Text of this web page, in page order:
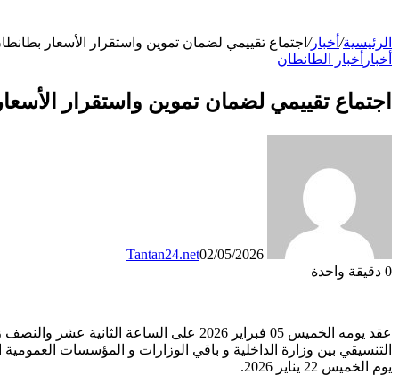
الرئيسية/ أخبار/ اجتماع تقييمي لضمان تموين واستقرار الأسعار
أخبار أخبار الطانطان
اجتماع تقييمي لضمان تموين واستقرار
Tantan24.net02/05/2026
0 دقيقة واحدة
عقد يومه الخميس 05 فبراير 2026 على
التنسيقي بين وزارة الداخلية و باقي الوزارات و المؤسسات العمومية
يوم الخميس 22 يناير 2026.